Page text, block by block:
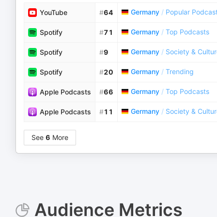
YouTube #64 Germany / Popular
Spotify #71 Germany / Top Podcasts
Spotify #9 Germany / Society &
Spotify #20 Germany / Trending
Apple Podcasts #66 Germany / Top Podcasts
Apple Podcasts #11 Germany / Society &
See 6 More
Audience Metrics